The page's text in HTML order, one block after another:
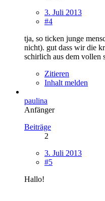
3. Juli 2013
#4
tja, so ticken junge
nicht). gut dass wir die
schirlich aus dem vollen
Zitieren
Inhalt melden
paulina
Anfänger
Beiträge
2
3. Juli 2013
#5
Hallo!